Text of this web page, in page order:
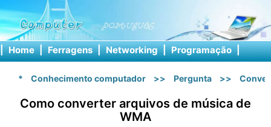
| Home | Ferragens | Networking | Programação |
* Conhecimento computador >> Pergunta >>
Como converter arquivos de música de
WMA